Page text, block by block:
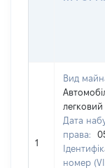
1
Вид
легковий
Дата
права:
номер